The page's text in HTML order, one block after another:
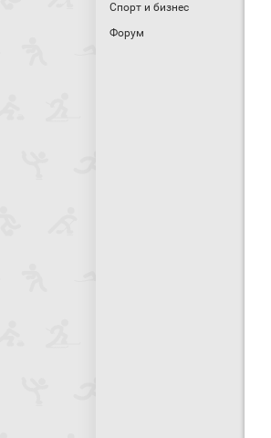
Спорт и бизнес
Форум